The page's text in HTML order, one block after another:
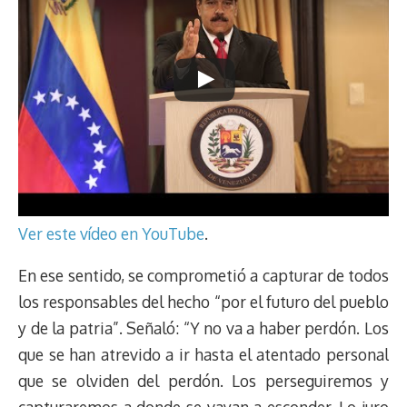
Ver este vídeo en YouTube.
En ese sentido, se comprometió a capturar de todos
los responsables del hecho “por el futuro del pueblo
y de la patria”. Señaló: “Y no va a haber perdón. Los
que se han atrevido a ir hasta el atentado personal
que se olviden del perdón. Los perseguiremos y